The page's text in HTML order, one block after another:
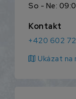
So - Ne:
Kontakt
+420 602
map Ukázat na